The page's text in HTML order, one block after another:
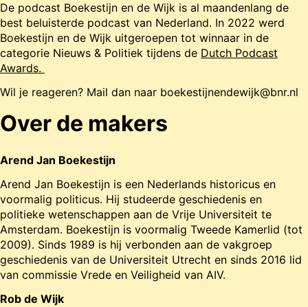
De podcast Boekestijn en de Wijk is al maandenlang de
best beluisterde podcast van Nederland. In 2022 werd
Boekestijn en de Wijk uitgeroepen tot winnaar in de
categorie Nieuws & Politiek tijdens de Dutch Podcast
Awards.
Wil je reageren? Mail dan naar boekestijnendewijk@bnr.nl
Over de makers
Arend Jan Boekestijn
Arend Jan Boekestijn is een Nederlands historicus en
voormalig politicus. Hij studeerde geschiedenis en
politieke wetenschappen aan de Vrije Universiteit te
Amsterdam. Boekestijn is voormalig Tweede Kamerlid (tot
2009). Sinds 1989 is hij verbonden aan de vakgroep
geschiedenis van de Universiteit Utrecht en sinds 2016 lid
van commissie Vrede en Veiligheid van AIV.
Rob de Wijk